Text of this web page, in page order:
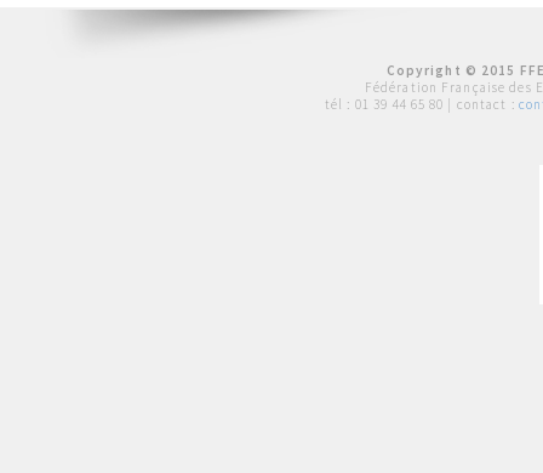
Copyright © 2015
Fédération Française des
tél : 01 39 44 65 80 | contact :